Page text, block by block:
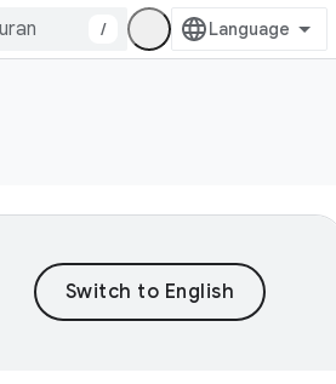
/